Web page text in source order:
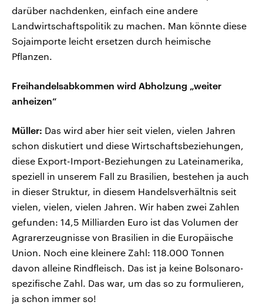
darüber nachdenken, einfach eine andere
Landwirtschaftspolitik zu machen. Man könnte diese
Sojaimporte leicht ersetzen durch heimische
Pflanzen.
Freihandelsabkommen wird Abholzung „weiter
anheizen“
Müller: Das wird aber hier seit vielen, vielen Jahren
schon diskutiert und diese Wirtschaftsbeziehungen,
diese Export-Import-Beziehungen zu Lateinamerika,
speziell in unserem Fall zu Brasilien, bestehen ja auch
in dieser Struktur, in diesem Handelsverhältnis seit
vielen, vielen, vielen Jahren. Wir haben zwei Zahlen
gefunden: 14,5 Milliarden Euro ist das Volumen der
Agrarerzeugnisse von Brasilien in die Europäische
Union. Noch eine kleinere Zahl: 118.000 Tonnen
davon alleine Rindfleisch. Das ist ja keine Bolsonaro-
spezifische Zahl. Das war, um das so zu formulieren,
ja schon immer so!